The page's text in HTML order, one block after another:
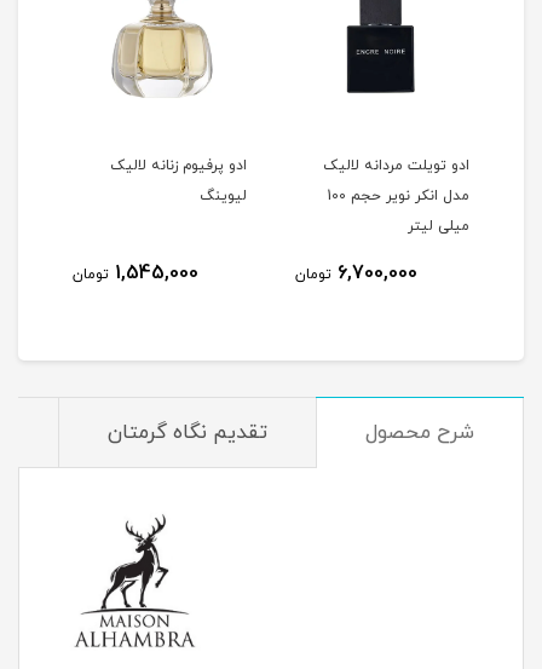
ادو تویلت مردانه لالیک
مدل انکر نویر حجم 100
میلی لیتر
6,700,000 تومان
ادو پرفیوم زنانه لالیک
لیوینگ
1,545,000 تومان
شرح محصول تقدیم نگاه گرمتان